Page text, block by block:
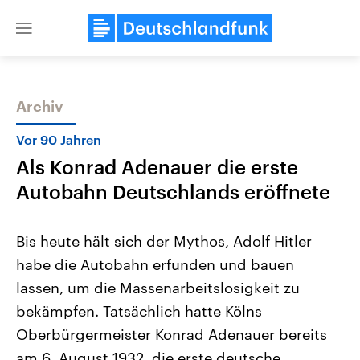
Close
Themen
Landtagswahl Sachsen-Anhalt
2026
Alle Informationen
Sachsen-Anhalt wählt am 6.
September 2026 einen neuen
Landtag. Seit 2021 wird das
Bundesland von einer Koalition aus
USA
Aktuelle Beiträge,
Hintergründe
Wirtschaftlich und
gehören die Vereinigten
den mächtigsten Ländern
mit großem Einfluss auf
Archiv
Vor 90 Jahren
Als Konrad Adenauer die erste
Autobahn Deutschlands eröffnete
Bis heute hält sich der Mythos, Adolf Hitler
habe die Autobahn erfunden und bauen
lassen, um die Massenarbeitslosigkeit zu
bekämpfen. Tatsächlich hatte Kölns
Oberbürgermeister Konrad Adenauer bereits